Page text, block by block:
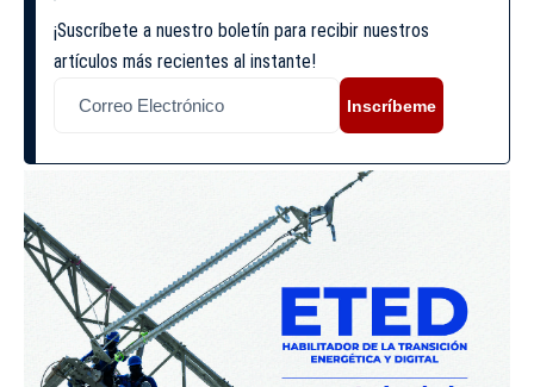
¡Suscríbete a nuestro boletín para recibir nuestros
artículos más recientes al instante!
Inscríbeme